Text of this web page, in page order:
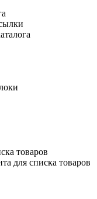
товаров
для списка товаров